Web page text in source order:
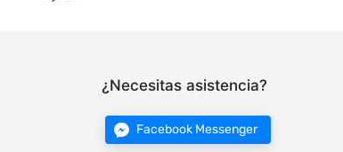
¿Necesitas asistencia?
Facebook Messenger